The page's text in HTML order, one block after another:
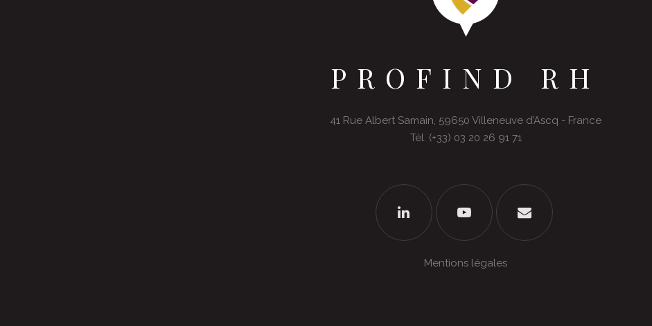
PROFIND RH
41 Rue Albert Samain, 59650 Villeneuve d’Ascq - France
Tél. (+33) 03 20 26 91 71
Mentions légales